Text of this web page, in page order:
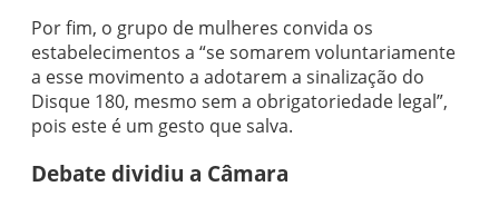
Por fim, o grupo de mulheres convida os
estabelecimentos a “se somarem voluntariamente
a esse movimento a adotarem a sinalização do
Disque 180, mesmo sem a obrigatoriedade legal”,
pois este é um gesto que salva.
Debate dividiu a Câmara